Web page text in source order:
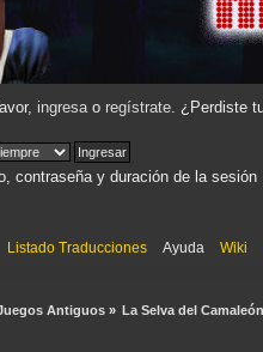
ingresao regístrate. ¿Perdiste
contraseña y duración de la sesión
Listado Traducciones Ayuda Wiki
Antiguos» La Selva del